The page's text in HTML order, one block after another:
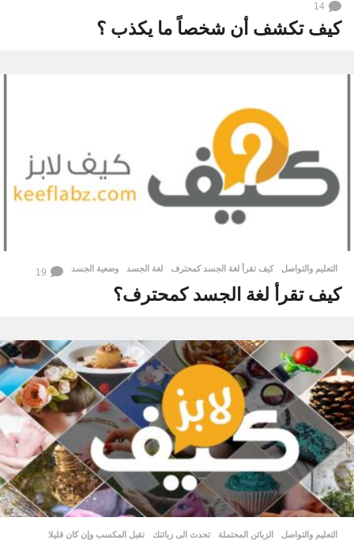
14
كيف تكشف أن شخصاً ما يكذب ؟
التعليم والتواصل كيف تقرأ لغة الجسد كمحترف ,
لغة الجسد ,
وضعية الجسد 19
كيف تقرأ لغة الجسد كمحترف؟
التعليم والتواصل الزبائن المحتملة ,
تحدث الى زبائنك ,
تقبل المكسب وإن كان قليلا